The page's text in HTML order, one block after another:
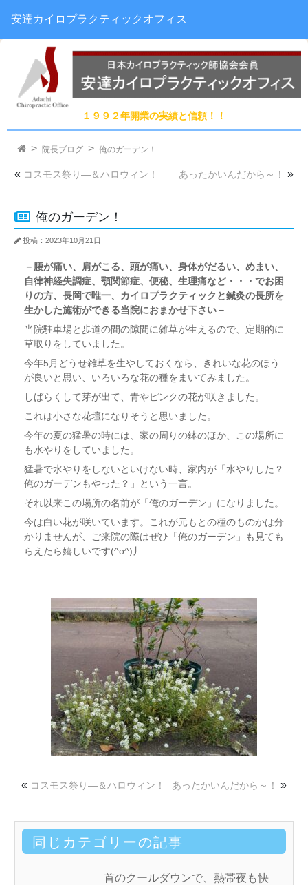
１９９２年開業の実績と信頼！！
安達カイロプラクティックオフィス
院長ブログ 俺のガーデン！
« コスモス祭り―＆ハロウィン！ あったかいんだから～！ »
俺のガーデン！
投稿：2023年10月21日
－腰が痛い、肩がこる、頭が痛い、身体がだるい、めまい、
自律神経失調症、顎関節症、便秘、生理痛など・・・でお困
りの方、長岡で唯一、カイロプラクティックと鍼灸の長所を
生かした施術ができる当院におまかせ下さい－
当院駐車場と歩道の間の隙間に雑草が生えるので、定期的に
草取りをしていました。
今年5月どうせ雑草を生やしておくなら、きれいな花のほう
が良いと思い、いろいろな花の種をまいてみました。
しばらくして芽が出て、青やピンクの花が咲きました。
これは小さな花壇になりそうと思いました。
今年の夏の猛暑の時には、家の周りの鉢のほか、この場所に
も水やりをしていました。
猛暑で水やりをしないといけない時、家内が「水やりした？
俺のガーデンもやった？」という一言。
それ以来この場所の名前が「俺のガーデン」になりました。
今は白い花が咲いています。これが元もとの種のものかは分
かりませんが、ご来院の際はぜひ「俺のガーデン」も見ても
らえたら嬉しいです(^o^)丿
« コスモス祭り―＆ハロウィン！ あったかいんだから～！ »
同じカテゴリーの記事
首のクールダウンで、熱帯夜も快